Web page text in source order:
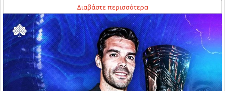
Διαβάστε περισσότερα